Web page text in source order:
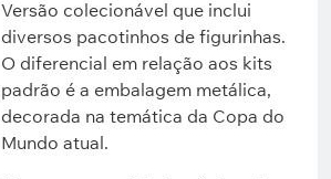
Versão colecionável que inclui
diversos pacotinhos de figurinhas.
O diferencial em relação aos kits
padrão é a embalagem metálica,
decorada na temática da Copa do
Mundo atual.